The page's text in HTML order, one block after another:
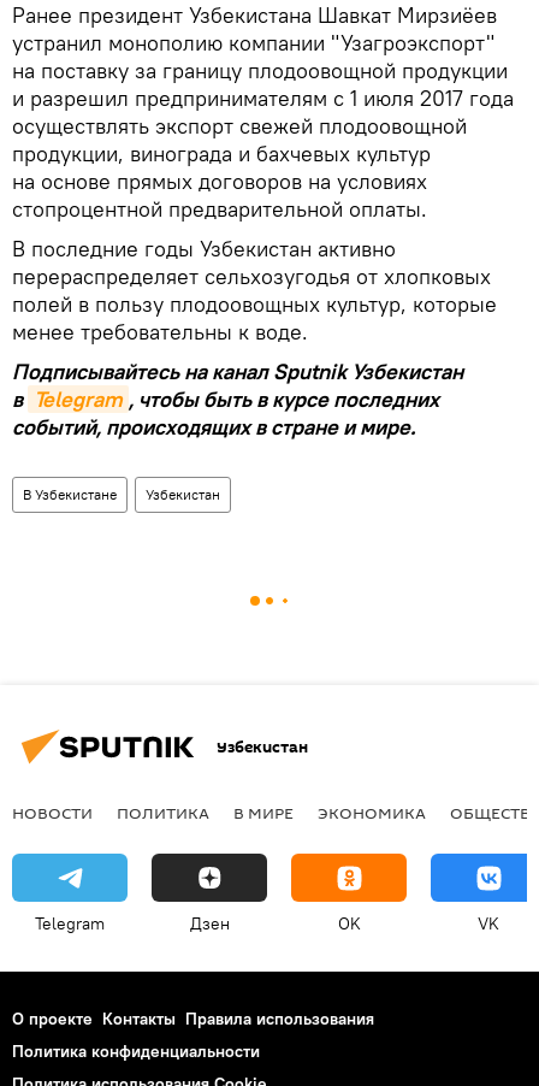
Ранее президент Узбекистана Шавкат Мирзиёев
устранил монополию компании "Узагроэкспорт"
на поставку за границу плодоовощной продукции
и разрешил предпринимателям с 1 июля 2017 года
осуществлять экспорт свежей плодоовощной
продукции, винограда и бахчевых культур
на основе прямых договоров на условиях
стопроцентной предварительной оплаты.
В последние годы Узбекистан активно
перераспределяет сельхозугодья от хлопковых
полей в пользу плодоовощных культур, которые
менее требовательны к воде.
Подписывайтесь на канал Sputnik Узбекистан
в Telegram , чтобы быть в курсе последних
событий, происходящих в стране и мире.
В Узбекистане Узбекистан
Узбекистан
НОВОСТИ ПОЛИТИКА В МИРЕ ЭКОНОМИКА
Telegram Дзен OK VK
О проекте Контакты Правила использования
Политика конфиденциальности